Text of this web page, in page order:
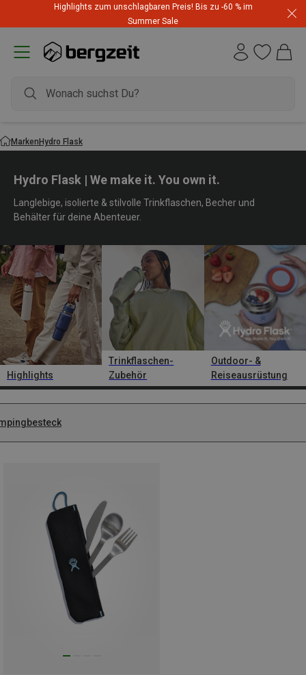
Highlights zum unschlagbaren Preis! Bis zu -60 % im
Summer Sale
MarkenHydro Flask
Hydro Flask | We make it. You own it.
Langlebige, isolierte & stilvolle Trinkflaschen, Becher und
Behälter für deine Abenteuer.
Highlights
Trinkflaschen-
Zubehör
Outdoor- &
Reiseausrüstung